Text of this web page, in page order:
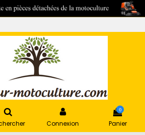
Connexion
0
Panier